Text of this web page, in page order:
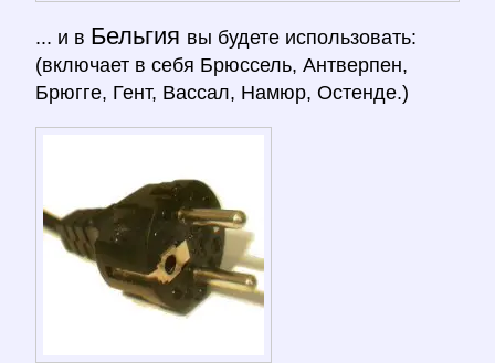
... и в Бельгия вы будете использовать:
(включает в себя Брюссель, Антверпен,
Брюгге, Гент, Вассал, Намюр, Остенде.)